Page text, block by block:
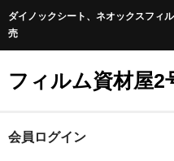
ダイノックシート、ネオックスフィ
売
フィルム資材屋2
ホーム
会員ログイン